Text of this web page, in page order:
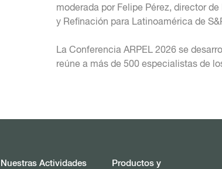
moderada por Felipe Pérez, director
y Refinación para Latinoamérica de
La Conferencia ARPEL 2026 se
reúne a más de 500 especialistas de
Nuestras Actividades
Productos y